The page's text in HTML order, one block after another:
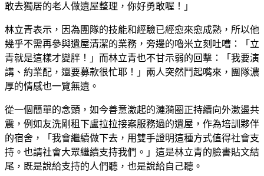
敢去獨居的老人做遺屋整理，你好勇敢喔！」
林立青表示，因為團隊的技能和經驗已經愈來愈成熟，所以他
幾乎不需再參與遺屋清潔的業務，旁邊的嚕米立刻吐嘈：「立
青就是這樣才變胖！」而林立青也不甘示弱的回擊：「我要演
講、約業配，還要募款很忙耶！」兩人突然鬥起嘴來，團隊濃
厚的情感也一覽無遺。
從一個簡單的念頭，如今善意激起的漣漪圈正持續向外激盪共
震，例如友洗剛租下盧拉拉接案服務過的遺屋，作為培訓夥伴
的宿舍，「我會繼續做下去，用雙手證明這種方式值得社會支
持。也請社會大眾繼續支持我們。」這是林立青的臉書貼文結
尾，既是說給支持的人們聽，也是說給自己聽。